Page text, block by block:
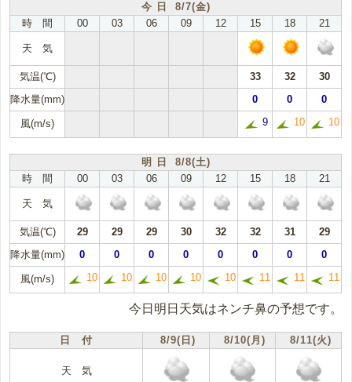
今 日 8/7(金)
時 間
00 03 06 09 12 15 18 21
天 気
気温(℃) 33 32
30
降水量(mm)
0 0 0
風(m/s) 9 10 10
明 日 8/8(土)
時 間
00 03 06 09 12 15 18 21
天 気
気温(℃) 29 29 29 30 32 32 31
29
降水量(mm)
0 0 0 0 0 0 0 0
風(m/s) 10 10 10 10 10 11 11 11
今日明日天気はネンチ鼻の予想です。
日 付 8/9(日) 8/10(月) 8/11(火)
天 気